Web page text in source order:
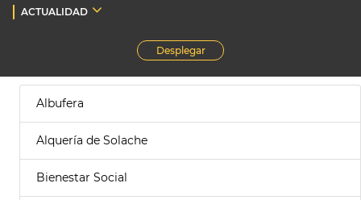
ACTUALIDAD
Desplegar
Albufera
Alquería de Solache
Bienestar Social